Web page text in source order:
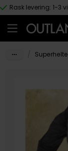
Hopp til
Rask levering: 1-3